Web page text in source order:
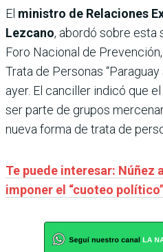
El ministro de Relaciones
Lezcano, abordó sobre esta
Foro Nacional de
Trata de Personas
ayer. El canciller indicó que
ser parte de grupos
nueva forma de trata de
Te puede interesar: Núñez
imponer el “cuoteo